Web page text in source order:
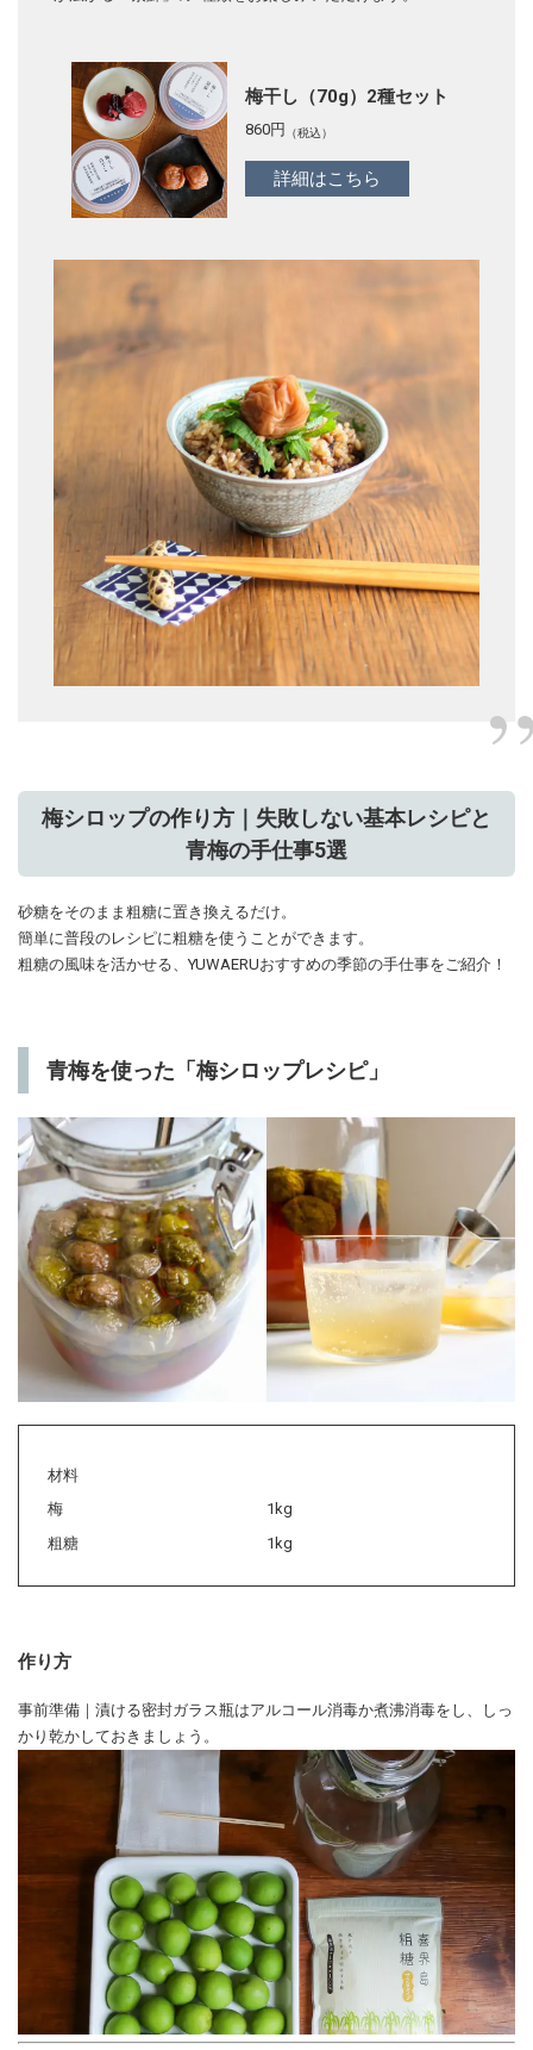
梅干し（70g）2種セット
860円 （税込）
詳細はこちら
梅シロップの作り方｜失敗しない基本レシピと
青梅の手仕事5選
砂糖をそのまま粗糖に置き換えるだけ。
簡単に普段のレシピに粗糖を使うことができます。
粗糖の風味を活かせる、YUWAERUおすすめの季節の手仕事をご紹介！
青梅を使った「梅シロップレシピ」
材料
梅
1kg
粗糖
1kg
作り方
事前準備｜漬ける密封ガラス瓶はアルコール消毒か煮沸消毒をし、しっ
かり乾かしておきましょう。